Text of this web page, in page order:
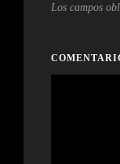
Los campos